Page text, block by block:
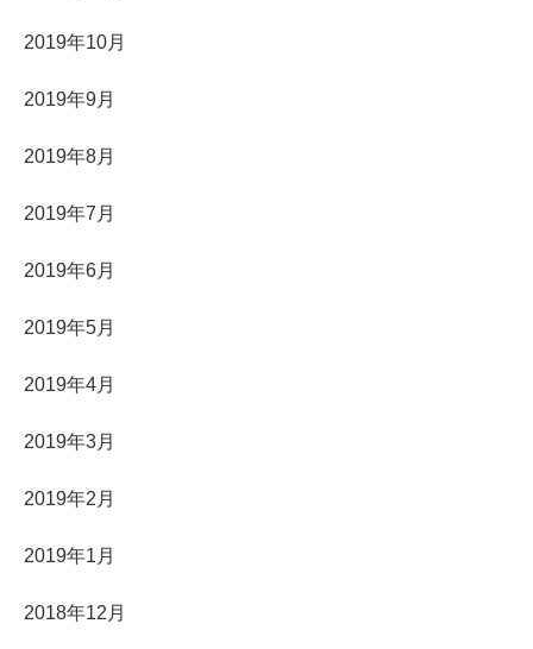
2019年10月
2019年9月
2019年8月
2019年7月
2019年6月
2019年5月
2019年4月
2019年3月
2019年2月
2019年1月
2018年12月